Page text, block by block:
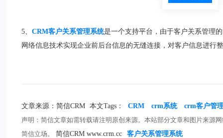
5、CRM客户关系管理系统是一个支持平台，由于客户关系管理
网络信息技术实现企业前后台信息的无缝连接，对客户信息进
文章来源：简信CRM 本文Tags： CRM crm系统
crm客户管
声明：简信文章如需转载请注明原创来源。本站部分文章和图片来源
简信立场。
简信CRM www.crm.cc 客户关系管理系统